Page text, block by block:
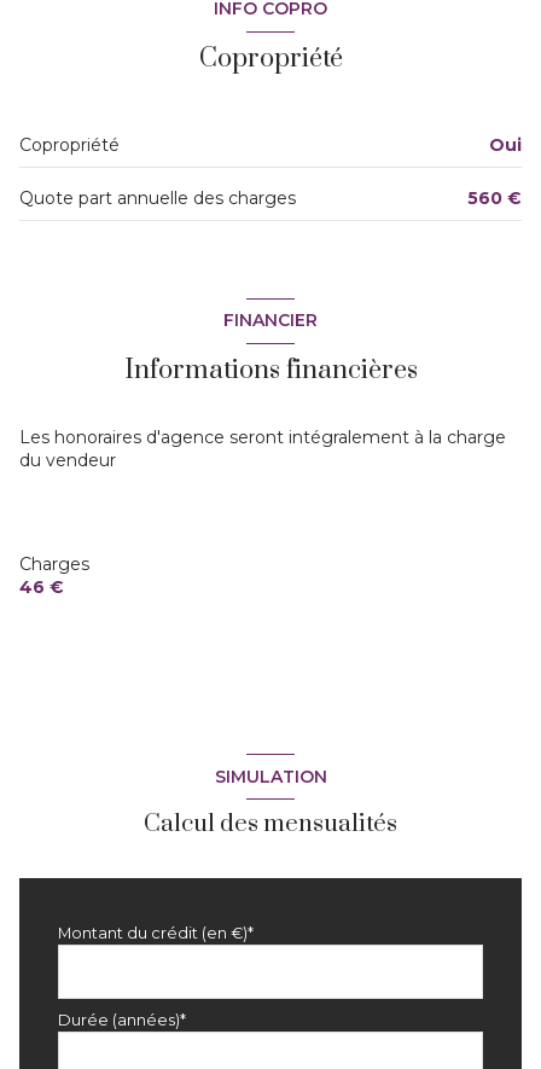
INFO COPRO
Copropriété
Copropriété Oui
Quote part annuelle des charges 560 €
FINANCIER
Informations financières
Les honoraires d'agence seront intégralement à la charge
du vendeur
Charges
46 €
SIMULATION
Calcul des mensualités
Montant du crédit (en €)*
Durée (années)*